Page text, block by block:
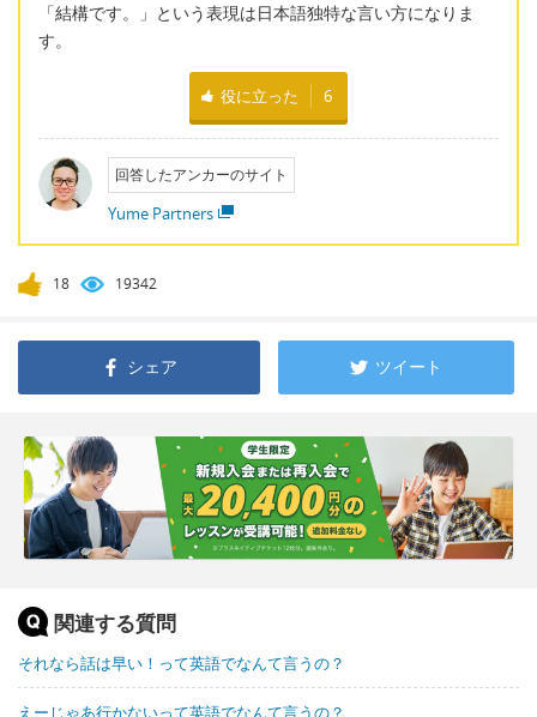
「結構です。」という表現は日本語独特な言い方になりま
す。
役に立った 6
回答したアンカーのサイト
Yume Partners
18 19342
シェア ツイート
関連する質問
それなら話は早い！って英語でなんて言うの？
えーじゃあ行かないって英語でなんて言うの？